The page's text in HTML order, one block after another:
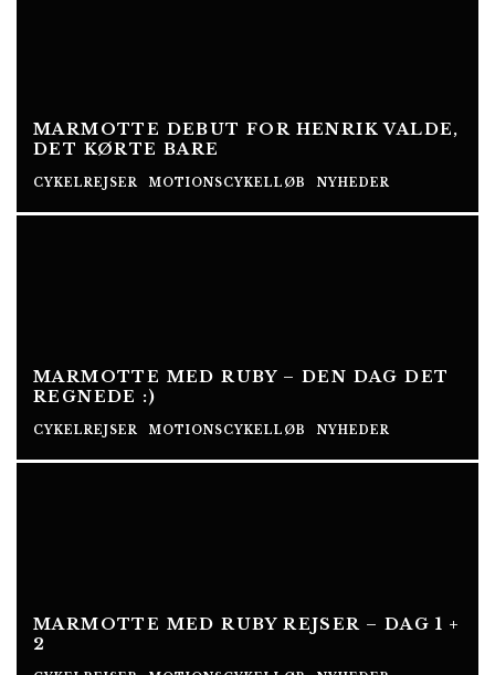
MARMOTTE DEBUT FOR HENRIK VALDE,
DET KØRTE BARE
CYKELREJSER MOTIONSCYKELLØB NYHEDER
MARMOTTE MED RUBY – DEN DAG DET
REGNEDE :)
CYKELREJSER MOTIONSCYKELLØB NYHEDER
MARMOTTE MED RUBY REJSER – DAG 1 +
2